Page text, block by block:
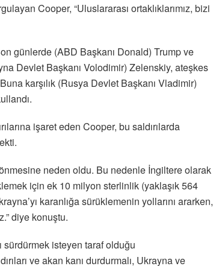
Cooper, “Uluslararası ortaklıklarımız, bizi
günlerde (ABD Başkanı Donald) Trump ve
Devlet Başkanı Volodimir) Zelenskiy, ateşkes
karşılık (Rusya Devlet Başkanı Vladimir)
işaret eden Cooper, bu saldırılarda
neden oldu. Bu nedenle İngiltere olarak
için ek 10 milyon sterlinlik (yaklaşık 564
karanlığa sürüklemenin yollarını ararken,
diye konuştu.
sürdürmek isteyen taraf olduğu
ve akan kanı durdurmalı, Ukrayna ve